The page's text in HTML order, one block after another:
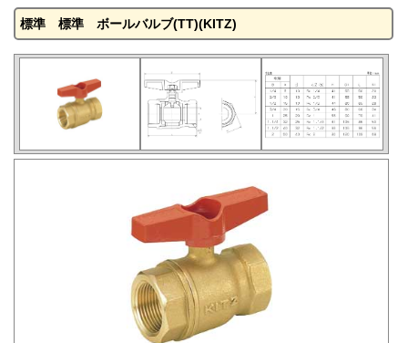
標準 標準 ボールバルブ(TT)(KITZ)